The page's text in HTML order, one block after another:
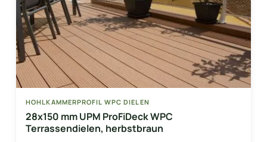
HOHLKAMMERPROFIL WPC DIELEN
28x150 mm UPM ProFiDeck WPC
Terrassendielen, herbstbraun